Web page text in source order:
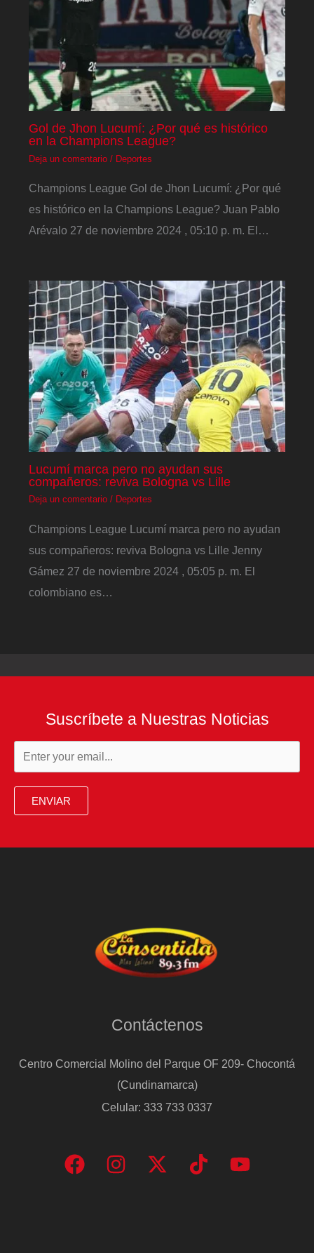
Gol de Jhon Lucumí: ¿Por qué es histórico
en la Champions League?
Deja un comentario / Deportes
Champions League Gol de Jhon Lucumí: ¿Por qué
es histórico en la Champions League? Juan Pablo
Arévalo 27 de noviembre 2024 , 05:10 p. m. El…
Lucumí marca pero no ayudan sus
compañeros: reviva Bologna vs Lille
Deja un comentario / Deportes
Champions League Lucumí marca pero no ayudan
sus compañeros: reviva Bologna vs Lille Jenny
Gámez 27 de noviembre 2024 , 05:05 p. m. El
colombiano es…
Suscríbete a Nuestras Noticias
ENVIAR
Contáctenos
Centro Comercial Molino del Parque OF 209- Chocontá
(Cundinamarca)
Celular: 333 733 0337